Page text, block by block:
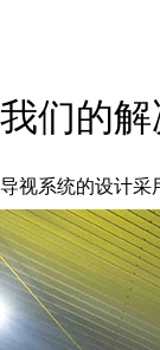
我们的
导视系统的设计采